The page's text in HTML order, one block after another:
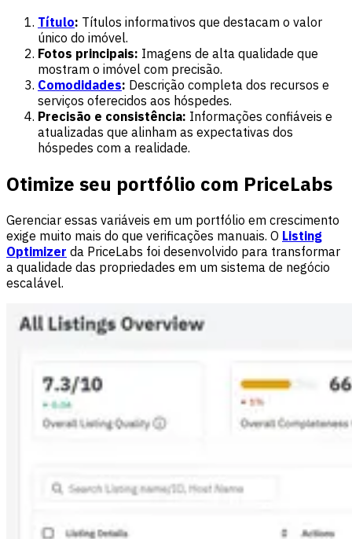
Título: Títulos informativos que destacam o valor
único do imóvel.
Fotos principais: Imagens de alta qualidade que
mostram o imóvel com precisão.
Comodidades: Descrição completa dos recursos e
serviços oferecidos aos hóspedes.
Precisão e consistência: Informações confiáveis e
atualizadas que alinham as expectativas dos
hóspedes com a realidade.
Otimize seu portfólio com PriceLabs
Gerenciar essas variáveis em um portfólio em crescimento
exige muito mais do que verificações manuais. O Listing
Optimizer da PriceLabs foi desenvolvido para transformar
a qualidade das propriedades em um sistema de negócio
escalável.